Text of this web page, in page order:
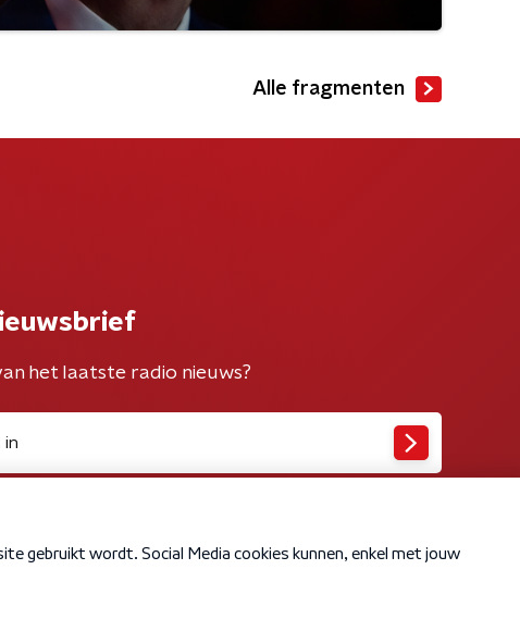
Alle fragmenten
het laatste radio nieuws?